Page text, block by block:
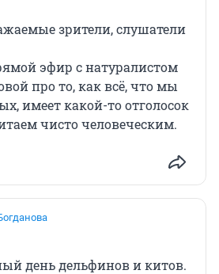
зрители, слушатели
эфир с натуралистом
про то, как всё, что мы
имеет какой-то отголосок
чисто человеческим.
день дельфинов и китов.